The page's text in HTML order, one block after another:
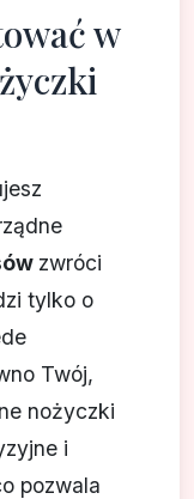
w
zwróci
tylko o
Twój,
nożyczki
i
pozwala